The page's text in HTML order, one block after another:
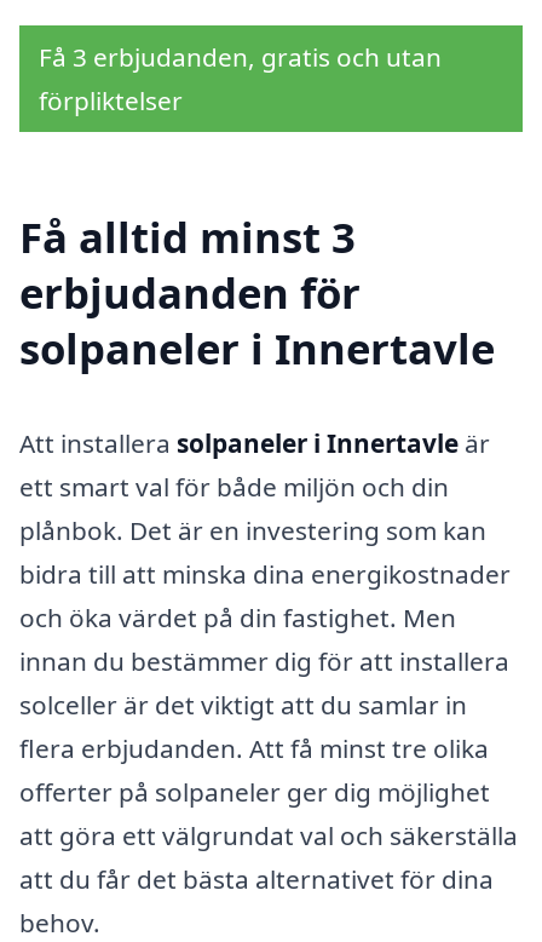
Få 3 erbjudanden, gratis och utan
förpliktelser
Få alltid minst 3
erbjudanden för
solpaneler i Innertavle
Att installera solpaneler i Innertavle är
ett smart val för både miljön och din
plånbok. Det är en investering som kan
bidra till att minska dina energikostnader
och öka värdet på din fastighet. Men
innan du bestämmer dig för att installera
solceller är det viktigt att du samlar in
flera erbjudanden. Att få minst tre olika
offerter på solpaneler ger dig möjlighet
att göra ett välgrundat val och säkerställa
att du får det bästa alternativet för dina
behov.